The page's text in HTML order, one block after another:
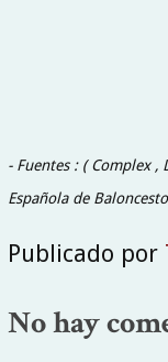
- Fuentes : ( Complex
Española de
Publicado por
No hay